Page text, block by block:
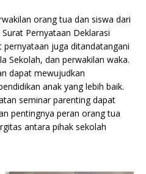
orang tua dan siswa dari
Pernyataan Deklarasi
pernyataan juga ditandatangani
Sekolah, dan perwakilan waka.
dapat mewujudkan
anak yang lebih baik.
seminar parenting dapat
pentingnya peran orang tua
antara pihak sekolah